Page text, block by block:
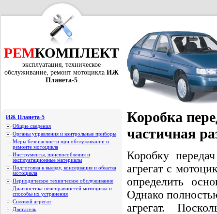
РЕМКОМПЛЕКТ
эксплуатация, техническое
обслуживание, ремонт мотоцикла ИЖ
Планета-5
ИЖ Планета-5
Общие сведения
Органы управления и контрольные приборы
Меры безопасности при обслуживании и
ремонте мотоцикла
Инструменты, приспособления и
эксплуатационные материалы
Подготовка к выезду, консервация и обкатка
мотоцикла
Периодическое техническое обслуживание
Диагностика неисправностей мотоцикла и
способы их устранения
Силовой агрегат
Двигатель
Коробка
частичная
Коробку
агрегат с
определить
Однако
агрегат.